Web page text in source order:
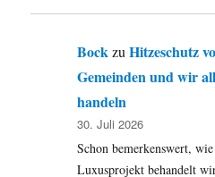
BockzuHitzeschutz
Gemeinden und wir
handeln
30. Juli 2026
Schon bemerkenswert,
Luxusprojekt behandelt